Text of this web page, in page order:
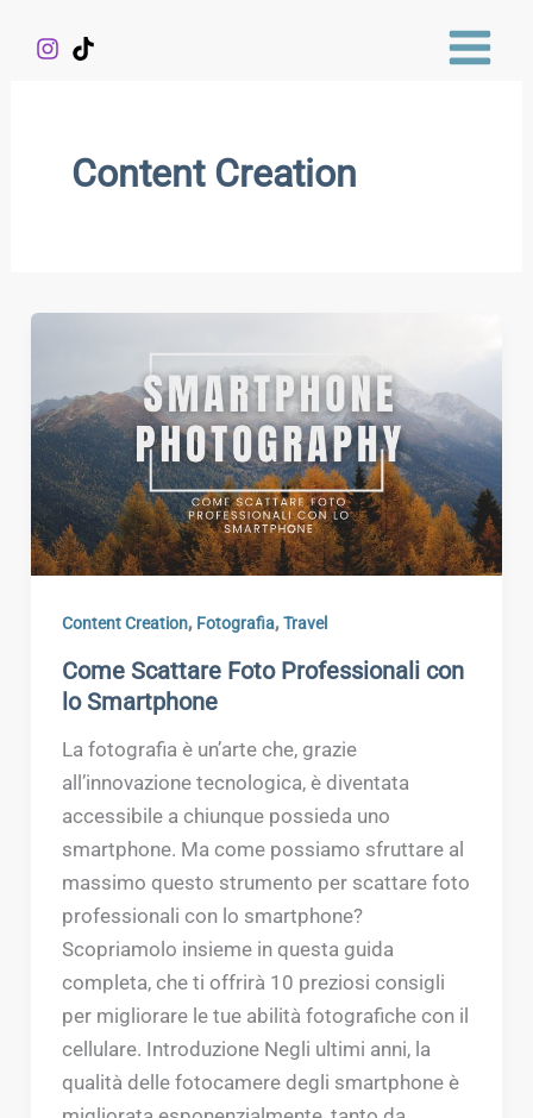
Content Creation
Content Creation, Fotografia,Travel
Come Scattare Foto Professionali con
lo Smartphone
La fotografia è un’arte che, grazie
all’innovazione tecnologica, è diventata
accessibile a chiunque possieda uno
smartphone. Ma come possiamo sfruttare al
massimo questo strumento per scattare foto
professionali con lo smartphone?
Scopriamolo insieme in questa guida
completa, che ti offrirà 10 preziosi consigli
per migliorare le tue abilità fotografiche con il
cellulare. Introduzione Negli ultimi anni, la
qualità delle fotocamere degli smartphone è